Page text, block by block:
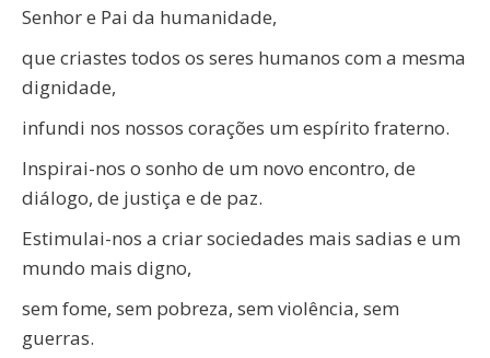
Senhor e Pai da humanidade,
que criastes todos os seres humanos com a mesma
dignidade,
infundi nos nossos corações um espírito fraterno.
Inspirai-nos o sonho de um novo encontro, de
diálogo, de justiça e de paz.
Estimulai-nos a criar sociedades mais sadias e um
mundo mais digno,
sem fome, sem pobreza, sem violência, sem
guerras.